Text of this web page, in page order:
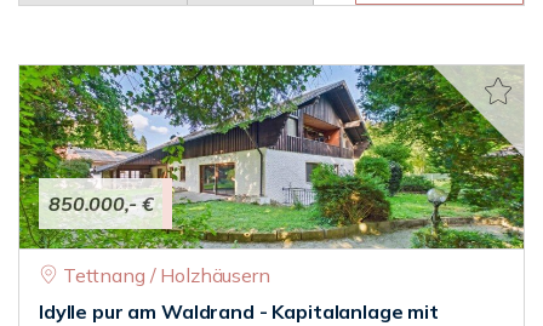
850.000,- €
Tettnang / Holzhäusern
Idylle pur am Waldrand - Kapitalanlage mit